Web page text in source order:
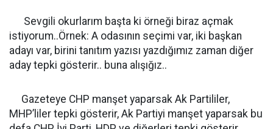
Sevgili okurlarım başta ki örneği biraz açmak
istiyorum..Örnek: A odasının seçimi var, iki başkan
adayı var, birini tanıtım yazısı yazdığımız zaman diğer
aday tepki gösterir.. buna alışığız..
Gazeteye CHP manşet yaparsak Ak Partililer,
MHP’liler tepki gösterir, Ak Partiyi manşet yaparsak bu